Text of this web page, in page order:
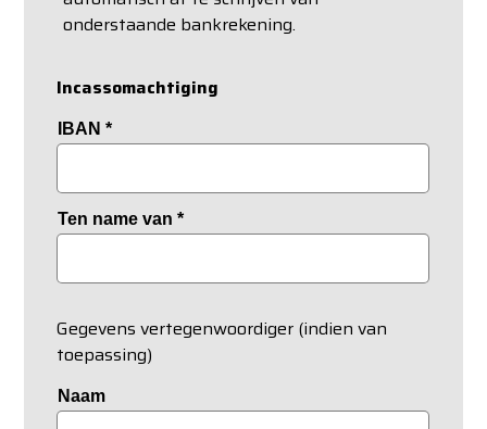
onderstaande bankrekening.
Incassomachtiging
IBAN*
Ten name van*
Gegevens vertegenwoordiger (indien van
toepassing)
Naam